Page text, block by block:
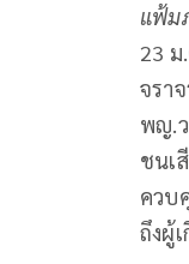
แฟ้ม
23
จรา
พญ.
ชนเ
ควบ
ถึงผู้